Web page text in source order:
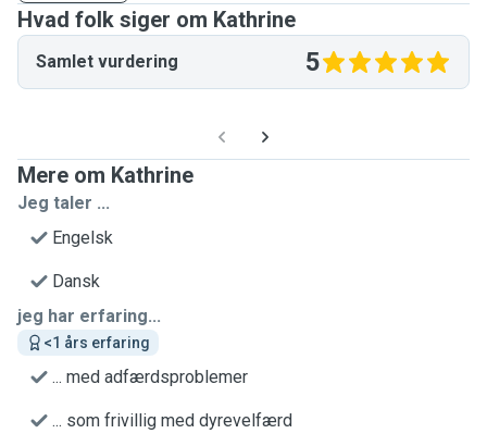
Hvad folk siger om Kathrine
Samlet vurdering 5
Mere om Kathrine
Jeg taler ...
Engelsk
Dansk
jeg har erfaring...
<1 års erfaring
... med adfærdsproblemer
... som frivillig med dyrevelfærd